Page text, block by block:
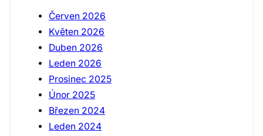
Červen 2026
Květen 2026
Duben 2026
Leden 2026
Prosinec 2025
Únor 2025
Březen 2024
Leden 2024